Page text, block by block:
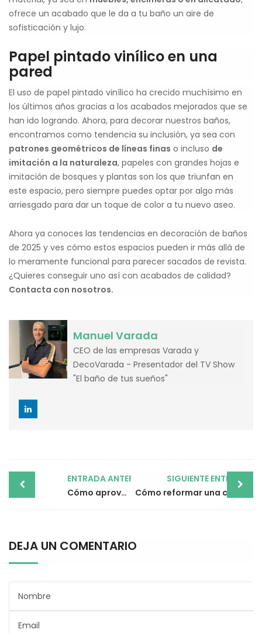
ofrece un acabado que le da a tu baño un aire de
sofisticación y lujo.
Papel pintado vinílico en una
pared
El uso de papel pintado vinílico ha crecido muchísimo en
los últimos años gracias a los acabados mejorados que se
han ido logrando. Ahora, para decorar nuestros baños,
encontramos como tendencia su inclusión, ya sea con
patrones geométricos de líneas finas o incluso de
imitación a la naturaleza, papeles con grandes hojas e
imitación de bosques y plantas son los que triunfan en
este espacio, pero siempre puedes optar por algo más
arriesgado para dar un toque de color a tu nuevo aseo.
Ahora ya conoces las tendencias en decoración de baños
de 2025 y ves cómo estos espacios pueden ir más allá de
lo meramente funcional para parecer sacados de revista.
¿Quieres conseguir uno así con acabados de calidad?
Contacta con nosotros.
Manuel Varada
CEO de las empresas Varada y
DecoVarada - Presentador del TV Show
"El baño de tus sueños"
navigation
ENTRADA ANTERIOR
Cómo aprovechar una reforma para mejorar la eficiencia energética de tu hogar
SIGUIENTE ENTRADA
DEJA UN COMENTARIO